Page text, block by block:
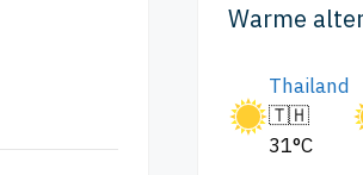
Warme
Thailand
🇹🇭
31°C